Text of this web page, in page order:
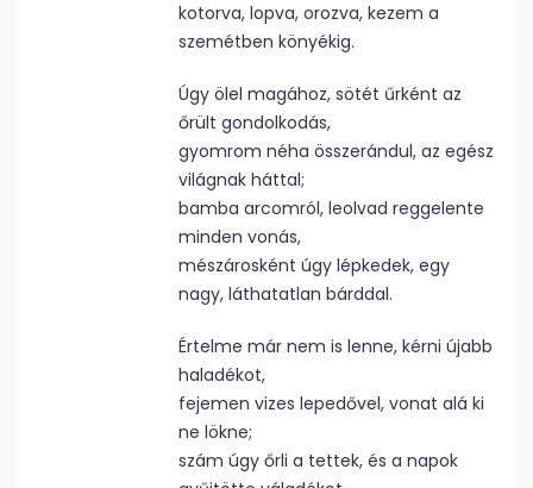
kotorva, lopva, orozva, kezem a
szemétben könyékig.
Úgy ölel magához, sötét űrként az
őrült gondolkodás,
gyomrom néha összerándul, az egész
világnak háttal;
bamba arcomról, leolvad reggelente
minden vonás,
mészárosként úgy lépkedek, egy
nagy, láthatatlan bárddal.
Értelme már nem is lenne, kérni újabb
haladékot,
fejemen vizes lepedővel, vonat alá ki
ne lökne;
szám úgy őrli a tettek, és a napok